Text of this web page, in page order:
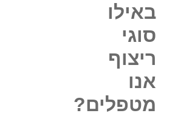
באילו
סוגי
ריצוף
אנו
מטפלים?